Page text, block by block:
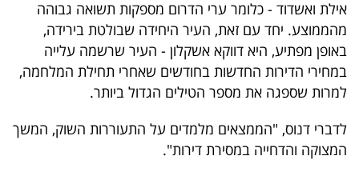
שיתופי
פעולה
דרושים
אילת ואשדוד - כלומר ערי הדרום מספקות תשואה גבוהה
מהממוצע. יחד עם זאת, העיר היחידה שבולטת בירידה,
באופן מפתיע, היא דווקא אשקלון - העיר שרשמה עלייה
במחירי הדירות החדשות בחודשים שאחרי תחילת המלחמה,
למרות שספגה את מספר הטילים הגדול ביותר.
לדברי דנוס, "הממצאים מלמדים על התעוררות השוק, המשך
המצוקה והדחייה במסירת דירות".